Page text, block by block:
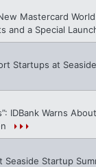
Mastercard
and a Special
Startups at
IDBank Warns
Seaside Startup